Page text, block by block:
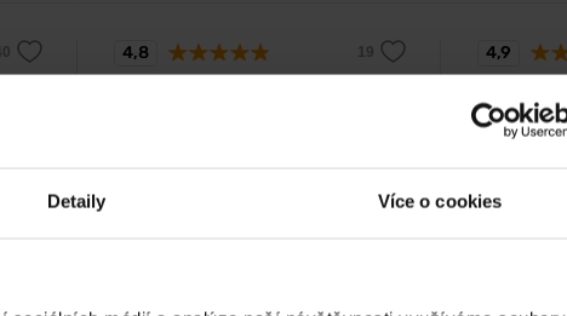
Detaily Více o cookies
Mars
4,8
-29%
Mars
4,9